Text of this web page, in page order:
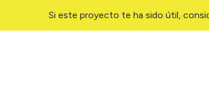
Si este proyecto te ha sido útil,